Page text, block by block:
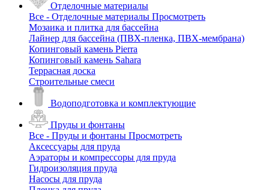
Отделочные материалы
Все - Отделочные материалы Просмотреть
Мозаика и плитка для бассейна
Лайнер для бассейна (ПВХ-пленка, ПВХ-мембрана)
Копинговый камень Pierra
Копинговый камень Sahara
Террасная доска
Строительные смеси
Водоподготовка и комплектующие
Пруды и фонтаны
Все - Пруды и фонтаны Просмотреть
Аксессуары для пруда
Аэраторы и компрессоры для пруда
Гидроизоляция пруда
Насосы для пруда